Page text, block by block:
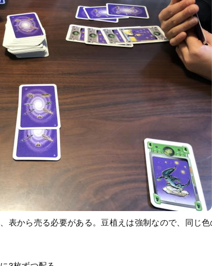
表から売る必要がある。豆植えは強制なので、同じ色